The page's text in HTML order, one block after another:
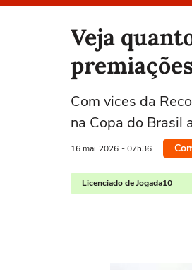
Veja
Com vices da
na Copa do Brasil
16 mai 2026 - 07h36
Licenciado de Jogada10